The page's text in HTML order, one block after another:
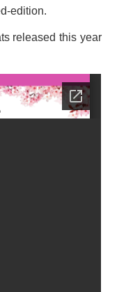
edition.
released this year